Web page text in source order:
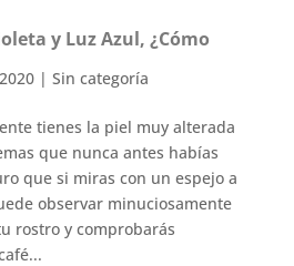
y Luz Azul, ¿Cómo
| Sin categoría
tienes la piel muy alterada
que nunca antes habías
que si miras con un espejo a
observar minuciosamente
rostro y comprobarás